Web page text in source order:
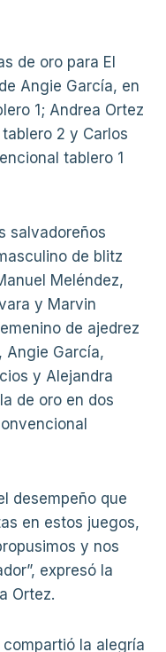
de oro para El
Angie García, en
1; Andrea Ortez
2 y Carlos
tablero 1
salvadoreños
de blitz
Meléndez,
y Marvin
de ajedrez
Angie García,
y Alejandra
de oro en dos
desempeño que
en estos juegos,
y nos
expresó la
Ortez.
la alegría